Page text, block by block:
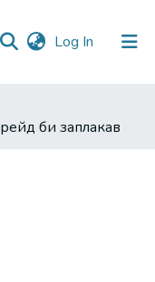
Log In (current)
би заплакав